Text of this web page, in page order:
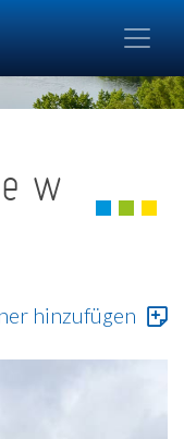
w
hinzufügen